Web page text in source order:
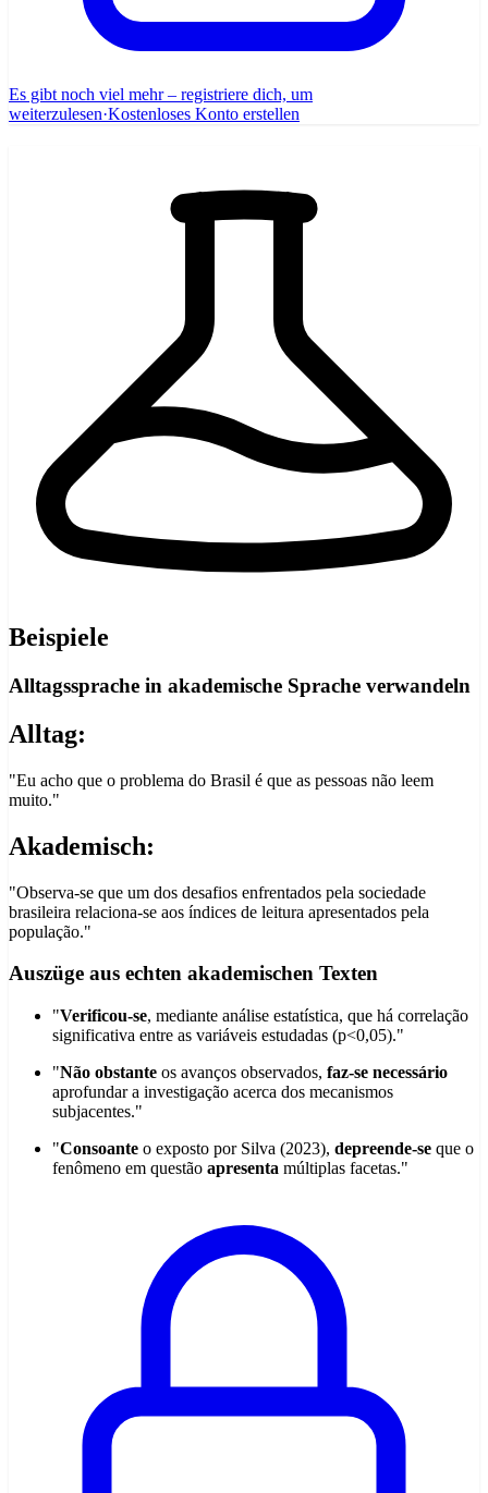
Es gibt noch viel mehr – registriere dich, um
weiterzulesen·Kostenloses Konto erstellen
Beispiele
Alltagssprache in akademische Sprache verwandeln
Alltag:
"Eu acho que o problema do Brasil é que as pessoas não leem
muito."
Akademisch:
"Observa-se que um dos desafios enfrentados pela sociedade
brasileira relaciona-se aos índices de leitura apresentados pela
população."
Auszüge aus echten akademischen Texten
"Verificou-se, mediante análise estatística, que há correlação
significativa entre as variáveis estudadas (p<0,05)."
"Não obstante os avanços observados, faz-se necessário
aprofundar a investigação acerca dos mecanismos
subjacentes."
"Consoante o exposto por Silva (2023), depreende-se que o
fenômeno em questão apresenta múltiplas facetas."